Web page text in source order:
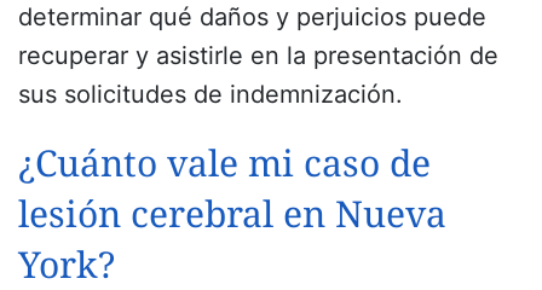
determinar qué daños y perjuicios puede
recuperar y asistirle en la presentación de
sus solicitudes de indemnización.
¿Cuánto vale mi caso de
lesión cerebral en Nueva
York?